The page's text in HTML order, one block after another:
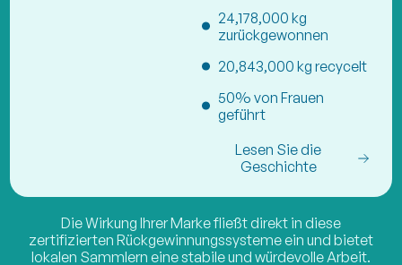
24,178,000 kg
zurückgewonnen
20,843,000 kg recycelt
50% von Frauen
geführt
Lesen Sie die
Geschichte
Die Wirkung Ihrer Marke fließt direkt in diese
zertifizierten Rückgewinnungssysteme ein und bietet
lokalen Sammlern eine stabile und würdevolle Arbeit.